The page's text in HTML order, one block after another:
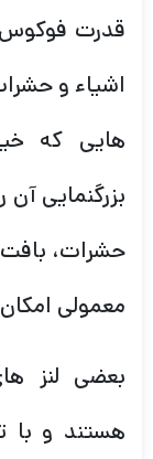
قدرت فوکوس
اشیاء و
هایی که
بزرگنمایی
حشرات، بافت
معمولی
بعضی لنز
هستند و با